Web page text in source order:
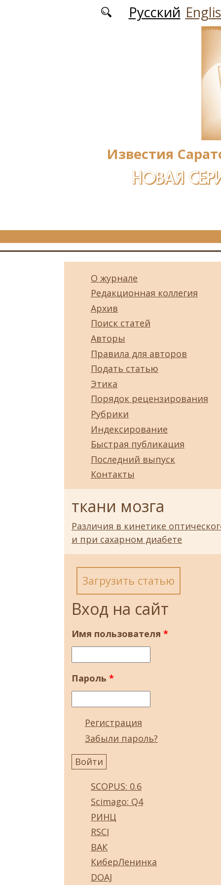
Перейти к основному содержаниюРусский
Известия
НОВАЯ
О журнале
Редакционная коллегия
Архив
Поиск статей
Авторы
Правила для авторов
Подать статью
Этика
Порядок рецензирования
Рубрики
Индексирование
Быстрая публикация
Последний выпуск
Контакты
ткани мозга
Различия в кинетике
и при сахарном диабете
Загрузить статью
Вход на сайт
Имя пользователя *
Пароль *
Регистрация
Забыли пароль?
SCOPUS: 0.6
Scimago: Q4
РИНЦ
RSCI
ВАК
КиберЛенинка
DOAJ